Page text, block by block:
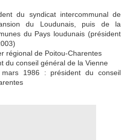
du syndicat intercommunal de
du Loudunais, puis de la
du Pays loudunais (président
régional de Poitou-Charentes
du conseil général de la Vienne
1986 : président du conseil